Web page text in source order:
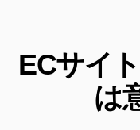
ECサイ
は